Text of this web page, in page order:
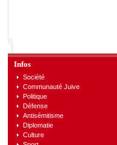
Infos
Société
Communauté Juive
Politique
Défense
Antisémitisme
Diplomatie
Culture